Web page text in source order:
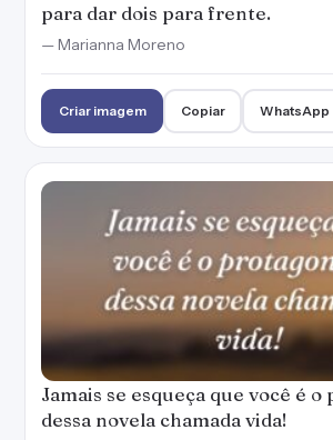
para dar dois para frente.
— Marianna Moreno
Criar imagem Copiar WhatsApp
Jamais se esqueça que você é
dessa novela chamada vida!